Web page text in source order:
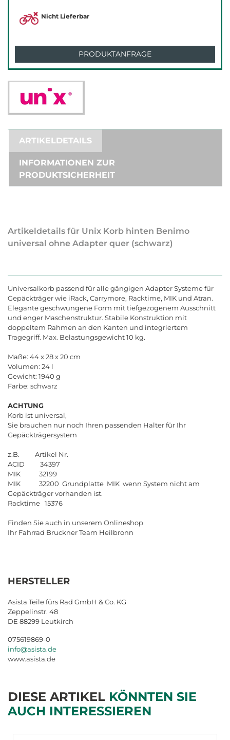
Nicht Lieferbar
PRODUKTANFRAGE
ARTIKELDETAILS
INFORMATIONEN ZUR
PRODUKTSICHERHEIT
Artikeldetails für Unix Korb hinten Benimo
universal ohne Adapter quer (schwarz)
Universalkorb passend für alle gängigen Adapter Systeme für
Gepäckträger wie iRack, Carrymore, Racktime, MIK und Atran.
Elegante geschwungene Form mit tiefgezogenem Ausschnitt
und enger Maschenstruktur. Stabile Konstruktion mit
doppeltem Rahmen an den Kanten und integriertem
Tragegriff. Max. Belastungsgewicht 10 kg.
Maße: 44 x 28 x 20 cm
Volumen: 24 l
Gewicht: 1940 g
Farbe: schwarz
ACHTUNG
Korb ist universal,
Sie brauchen nur noch Ihren passenden Halter für Ihr
Gepäckträgersystem
z.B. Artikel Nr.
ACID 34397
MIK 32199
MIK 32200 Grundplatte MIK wenn System nicht am
Gepäckträger vorhanden ist.
Racktime 15376
Finden Sie auch in unserem Onlineshop
Ihr Fahrrad Bruckner Team Heilbronn
HERSTELLER
Asista Teile fürs Rad GmbH & Co. KG
Zeppelinstr. 48
DE 88299 Leutkirch
075619869-0
info@asista.de
www.asista.de
DIESE ARTIKEL KÖNNTEN SIE
AUCH INTERESSIEREN